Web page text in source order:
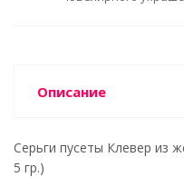
Описание
Серьги пусеты Клевер из
5 гр.)